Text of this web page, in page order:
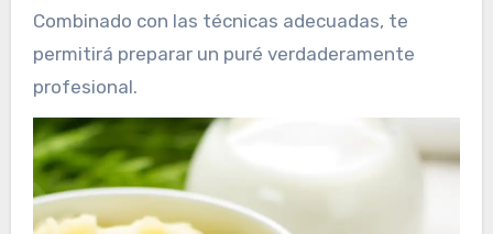
Combinado con las técnicas adecuadas, te
permitirá preparar un puré verdaderamente
profesional.